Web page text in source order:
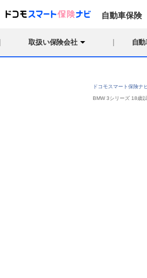
自動車保険
取扱い保険会社 自
ドコモスマート保険ナ
BMW 3シリーズ 18歳